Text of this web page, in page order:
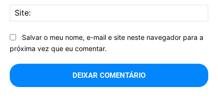
Salvar o meu nome, e-mail e site neste navegador para a
próxima vez que eu comentar.